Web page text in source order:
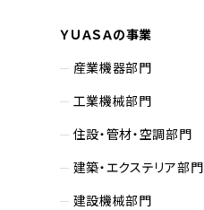
ＹＵＡＳＡの事業
産業機器部門
工業機械部門
住設・管材・空調部門
建築・エクステリア部門
建設機械部門